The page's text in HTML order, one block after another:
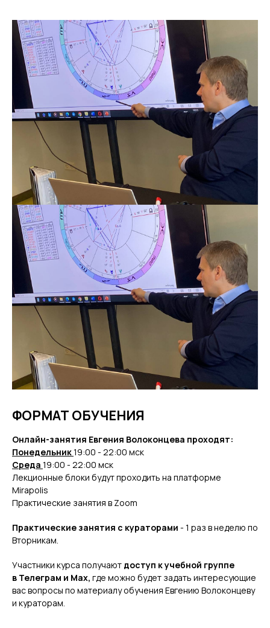
ФОРМАТ ОБУЧЕНИЯ
Онлайн-занятия Евгения Волоконцева проходят:
Понедельник19:00 - 22:00 мск
Среда 19:00 - 22:00 мск
Лекционные блоки будут проходить на платформе
Mirapolis
Практические занятия в Zoom
Практические занятия с кураторами - 1 раз в неделю по
Вторникам.
Участники курса получают доступ к учебной группе
в Телеграм и Мax, где можно будет задать интересующие
вас вопросы по материалу обучения Евгению Волоконцеву
и кураторам.